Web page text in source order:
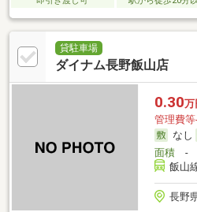
貸駐車場
ダイナム長野飯山店
0.30万
管理費等
なし
面積-
飯山
長野